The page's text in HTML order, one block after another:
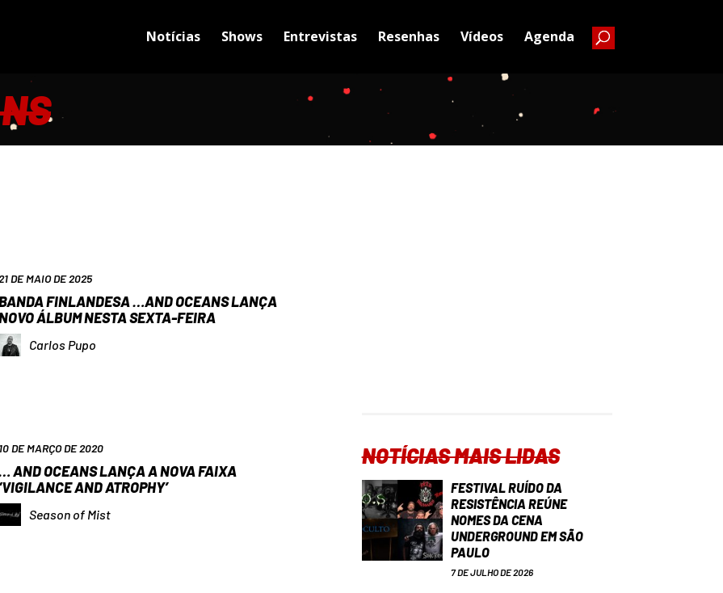
Notícias Shows Entrevistas Resenhas Vídeos Agenda
DE MAIO DE 2025
FINLANDESA …AND OCEANS LANÇA
ÁLBUM NESTA SEXTA-FEIRA
Carlos Pupo
10 DE MARÇO DE 2020
AND OCEANS LANÇA A NOVA FAIXA
‘VIGILANCE AND ATROPHY’
Season of Mist
NOTÍCIAS MAIS LIDAS
FESTIVAL RUÍDO DA
RESISTÊNCIA REÚNE
NOMES DA CENA
UNDERGROUND EM SÃO
PAULO
7 DE JULHO DE 2026